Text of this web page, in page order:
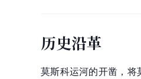
历史沿革
莫斯科运河的开凿，将